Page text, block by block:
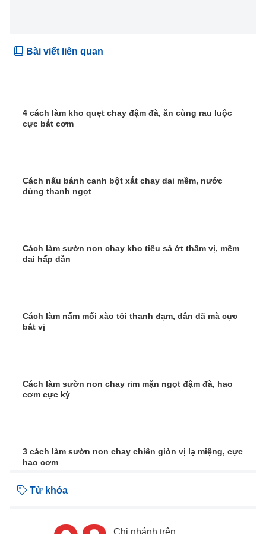
Bài viết liên quan
4 cách làm kho quẹt chay đậm đà, ăn cùng rau luộc
cực bắt cơm
Cách nấu bánh canh bột xắt chay dai mềm, nước
dùng thanh ngọt
Cách làm sườn non chay kho tiêu sả ớt thấm vị, mềm
dai hấp dẫn
Cách làm nấm mối xào tỏi thanh đạm, dân dã mà cực
bắt vị
Cách làm sườn non chay rim mặn ngọt đậm đà, hao
cơm cực kỳ
3 cách làm sườn non chay chiên giòn vị lạ miệng, cực
hao cơm
Từ khóa
Chi nhánh trên